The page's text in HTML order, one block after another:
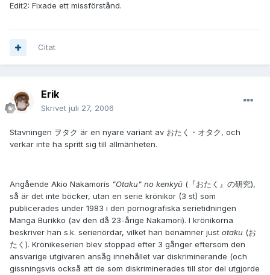
Edit2: Fixade ett missförstånd.
Citat
Erik
Skrivet juli 27, 2006
Stavningen ヲタク är en nyare variant av おたく・オタク, och
verkar inte ha spritt sig till allmänheten.
Angående Akio Nakamoris "Otaku" no kenkyū (『おたく』の研究),
så är det inte böcker, utan en serie krönikor (3 st) som
publicerades under 1983 i den pornografiska serietidningen
Manga Burikko (av den då 23-årige Nakamori). I krönikorna
beskriver han s.k. serienördar, vilket han benämner just otaku (お
たく). Krönikeserien blev stoppad efter 3 gånger eftersom den
ansvarige utgivaren ansåg innehållet var diskriminerande (och
gissningsvis också att de som diskriminerades till stor del utgjorde